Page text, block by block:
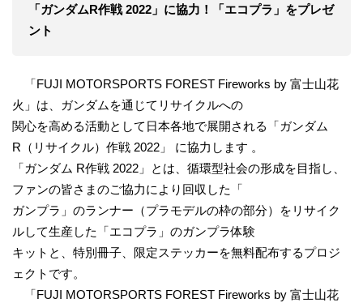
「ガンダムR作戦 2022」に協力！「エコプラ」をプレゼ
ント
「FUJI MOTORSPORTS FOREST Fireworks by 富士山花
火」は、ガンダムを通じてリサイクルへの
関心を高める活動として日本各地で展開される「ガンダム
R（リサイクル）作戦 2022」 に協力します 。
「ガンダム R作戦 2022」とは、循環型社会の形成を目指し、
ファンの皆さまのご協力により回収した「
ガンプラ」のランナー（プラモデルの枠の部分）をリサイク
ルして生産した「エコプラ」のガンプラ体験
キットと、特別冊子、限定ステッカーを無料配布するプロジ
ェクトです。
「FUJI MOTORSPORTS FOREST Fireworks by 富士山花